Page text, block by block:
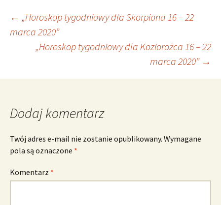
Nawigacja
wpisu
← „Horoskop tygodniowy dla Skorpiona 16 – 22
marca 2020”
„Horoskop tygodniowy dla Koziorożca 16 – 22
marca 2020” →
Dodaj komentarz
Twój adres e-mail nie zostanie opublikowany. Wymagane
pola są oznaczone *
Komentarz *